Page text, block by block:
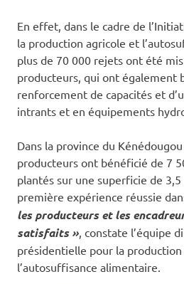
En effet, dans le cadre de
la production agricole et
plus de 70 000 rejets ont été
producteurs, qui ont également
renforcement de capacités et
intrants et en équipements
Dans la province du
producteurs ont bénéficié de 7
plantés sur une superficie de 3,5
première expérience réussie
les producteurs et les
satisfaits », constate l’équipe
présidentielle pour la
l’autosuffisance alimentaire.